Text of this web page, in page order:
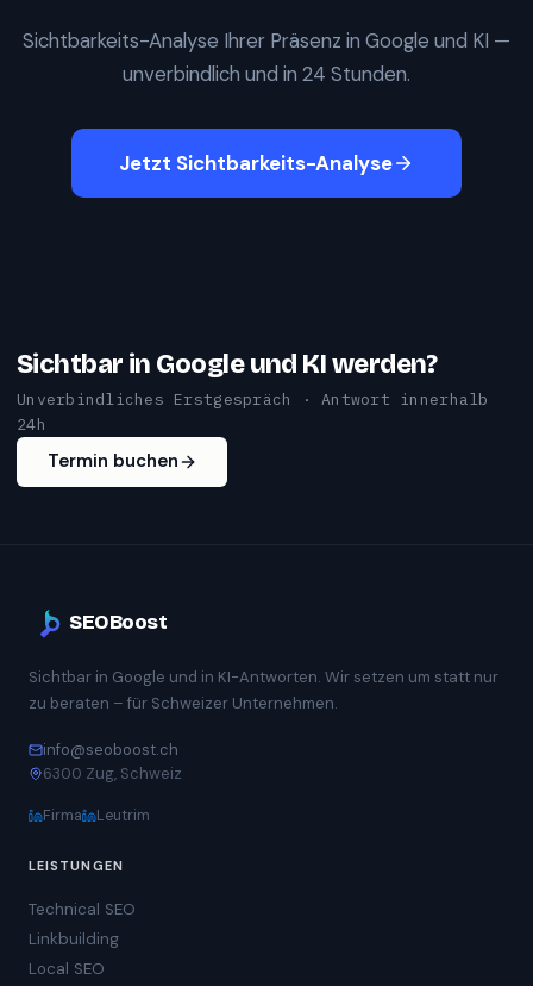
Sichtbarkeits-Analyse Ihrer Präsenz in Google und KI —
unverbindlich und in 24 Stunden.
Jetzt Sichtbarkeits-Analyse
Sichtbar in Google und KI werden?
Unverbindliches Erstgespräch · Antwort innerhalb
24h
Termin buchen
SEOBoost
Sichtbar in Google und in KI-Antworten. Wir setzen um statt nur
zu beraten – für Schweizer Unternehmen.
info@seoboost.ch
6300 Zug, Schweiz
Firma Leutrim
LEISTUNGEN
Technical SEO
Linkbuilding
Local SEO